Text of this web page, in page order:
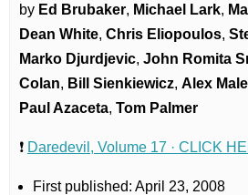
by Ed Brubaker, Michael Lark,
Dean White, Chris Eliopoulos,
Marko Djurdjevic, John Romita
Colan, Bill Sienkiewicz, Alex
Paul Azaceta, Tom Palmer
❗ Daredevil, Volume 17 · CLICK
First published: April 23, 2008